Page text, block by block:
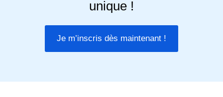
unique !
Je m’inscris dès maintenant !